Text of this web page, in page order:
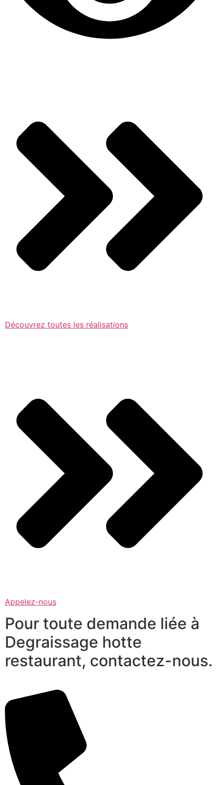
Découvrez toutes les réalisations
Appelez-nous
Pour toute demande liée à
Degraissage hotte
restaurant, contactez-nous.